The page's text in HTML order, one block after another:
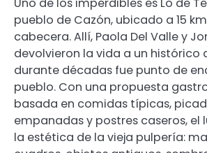
Uno de los imperdibles es Lo de
pueblo de Cazón, ubicado a 15
cabecera. Allí, Paola Del Valle y
devolvieron la vida a un histórico
durante décadas fue punto de
pueblo. Con una propuesta
basada en comidas típicas,
empanadas y postres caseros, el
la estética de la vieja pulpería: